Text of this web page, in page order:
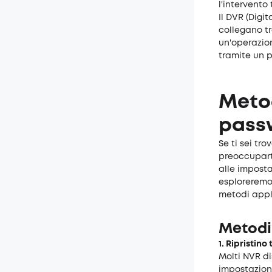
l'intervento
Il DVR
collegano
tramite un
Se ti sei
alle
metodi
1. Ripristino
Molti NVR